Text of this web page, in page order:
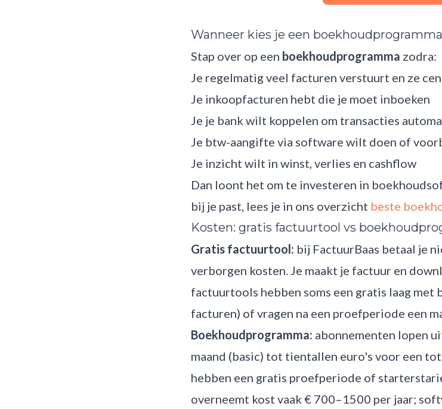
Wanneer kies je een
Stap over op een boekhoudprogramma zodra:
Je regelmatig veel facturen verstuurt en ze
Je inkoopfacturen hebt die je moet inboeken
Je je bank wilt koppelen om transacties
Je btw-aangifte via software wilt doen of
Je inzicht wilt in winst, verlies en cashflow
Dan loont het om te investeren in
bij je past, lees je in ons overzicht beste
Kosten: gratis factuurtool vs
Gratis factuurtool: bij FactuurBaas betaal je
verborgen kosten. Je maakt je factuur en
factuurtools hebben soms een gratis laag met
facturen) of vragen na een proefperiode een
Boekhoudprogramma: abonnementen lopen
maand (basic) tot tientallen euro's voor een
hebben een gratis proefperiode of
overneemt kost vaak € 700–1500 per jaar;